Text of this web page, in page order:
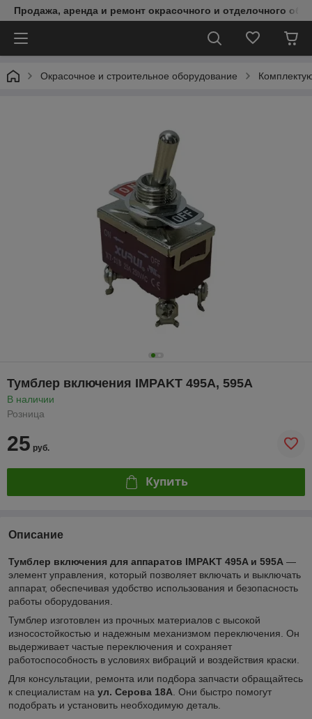
Продажа, аренда и ремонт окрасочного и отделочного
Окрасочное и строительное оборудование
Тумблер включения IMPAKT 495A, 595A
В наличии
Розница
25 руб.
Купить
Описание
Тумблер включения для аппаратов IMPAKT 495A и 595A —
элемент управления, который позволяет включать и выключать
аппарат, обеспечивая удобство использования и безопасность
работы оборудования.
Тумблер изготовлен из прочных материалов с высокой
износостойкостью и надежным механизмом переключения. Он
выдерживает частые переключения и сохраняет
работоспособность в условиях вибраций и воздействия краски.
Для консультации, ремонта или подбора запчасти обращайтесь
к специалистам на ул. Серова 18А . Они быстро помогут
подобрать и установить необходимую деталь.